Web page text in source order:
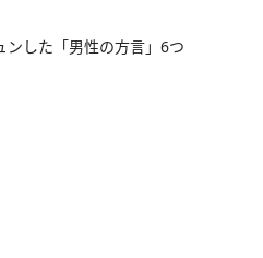
した「男性の方言」6つ